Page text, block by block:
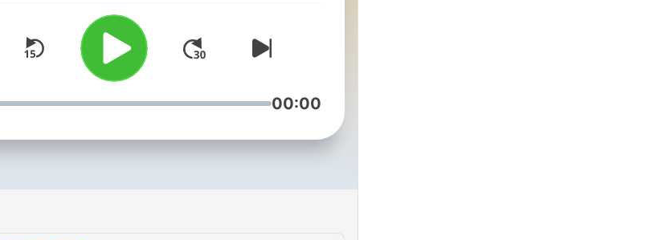
陪孩子一起听故事吧，
你会发现，让孩子早点睡觉、一
个人睡觉，让孩子吃蔬菜、刷
牙、洗澡，让孩子少看电视、玩
游戏，没有那么难。
这些温柔的、春风化雨的故事，
00:00